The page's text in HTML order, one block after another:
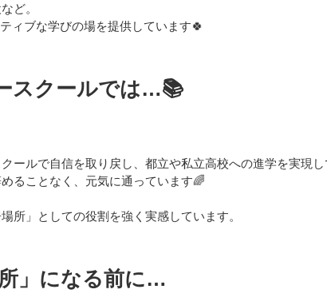
ど。
ィブな学びの場を提供しています🍀
スクールでは…📚
ールで自信を取り戻し、都立や私立高校への進学を実現
ることなく、元気に通っています🌈
所」としての役割を強く実感しています。
」になる前に…